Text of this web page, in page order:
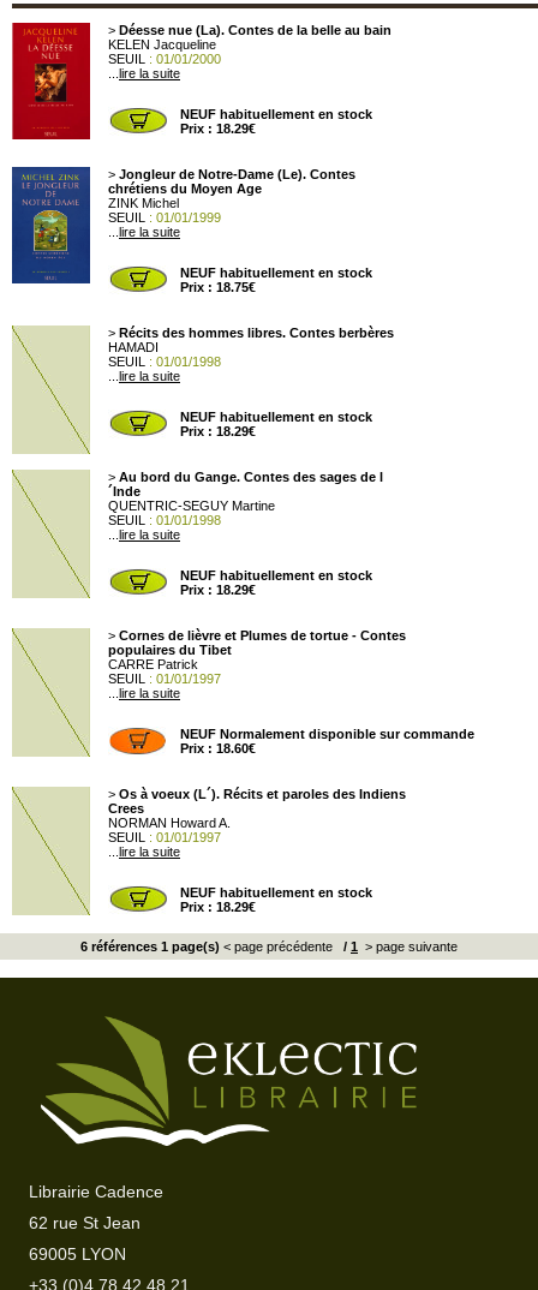
> Déesse nue (La). Contes de la belle au bain
KELEN Jacqueline
SEUIL
: 01/01/2000
lire la suite
NEUF habituellement en stock
Prix : 18.29€
> Jongleur de Notre-Dame (Le). Contes
chrétiens du Moyen Age
ZINK Michel
SEUIL
: 01/01/1999
lire la suite
NEUF habituellement en stock
Prix : 18.75€
> Récits des hommes libres. Contes berbères
HAMADI
SEUIL
: 01/01/1998
lire la suite
NEUF habituellement en stock
Prix : 18.29€
> Au bord du Gange. Contes des sages de l
´Inde
QUENTRIC-SEGUY Martine
SEUIL
: 01/01/1998
lire la suite
NEUF habituellement en stock
Prix : 18.29€
> Cornes de lièvre et Plumes de tortue - Contes
populaires du Tibet
CARRE Patrick
SEUIL
: 01/01/1997
lire la suite
NEUF Normalement disponible sur commande
Prix : 18.60€
> Os à voeux (L´). Récits et paroles des Indiens
Crees
NORMAN Howard A.
SEUIL
: 01/01/1997
lire la suite
NEUF habituellement en stock
Prix : 18.29€
6 références 1 page(s) < page précédente / 1 > page suivante
Librairie Cadence
62 rue St Jean
69005 LYON
+33 (0)4 78 42 48 21